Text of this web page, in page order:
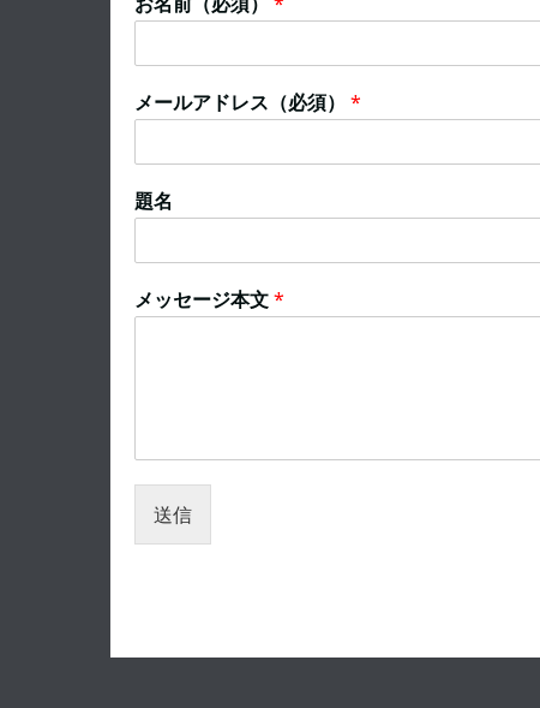
メールアドレス（必須） *
題名
メッセージ本文*
送信